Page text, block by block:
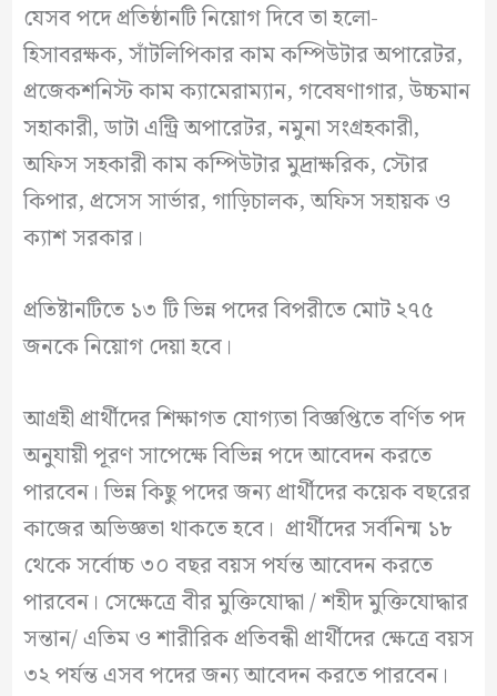
যেসব পদে প্রতিষ্ঠানটি নিয়োগ দিবে তা হলো-
হিসাবরক্ষক, সাঁটলিপিকার কাম কম্পিউটার অপারেটর,
প্রজেকশনিস্ট কাম ক্যামেরাম্যান, গবেষণাগার, উচ্চমান
সহাকারী, ডাটা এন্ট্রি অপারেটর, নমুনা সংগ্রহকারী,
অফিস সহকারী কাম কম্পিউটার মুদ্রাক্ষরিক, স্টোর
কিপার, প্রসেস সার্ভার, গাড়িচালক, অফিস সহায়ক ও
ক্যাশ সরকার।
প্রতিষ্টানটিতে ১৩ টি ভিন্ন পদের বিপরীতে মোট ২৭৫
জনকে নিয়োগ দেয়া হবে।
আগ্রহী প্রার্থীদের শিক্ষাগত যোগ্যতা বিজ্ঞপ্তিতে বর্ণিত পদ
অনুযায়ী পূরণ সাপেক্ষে বিভিন্ন পদে আবেদন করতে
পারবেন। ভিন্ন কিছু পদের জন্য প্রার্থীদের কয়েক বছরের
কাজের অভিজ্ঞতা থাকতে হবে। প্রার্থীদের সর্বনিন্ম ১৮
থেকে সর্বোচ্চ ৩০ বছর বয়স পর্যন্ত আবেদন করতে
পারবেন। সেক্ষেত্রে বীর মুক্তিযোদ্ধা / শহীদ মুক্তিযোদ্ধার
সন্তান/ এতিম ও শারীরিক প্রতিবন্ধী প্রার্থীদের ক্ষেত্রে বয়স
৩২ পর্যন্ত এসব পদের জন্য আবেদন করতে পারবেন।